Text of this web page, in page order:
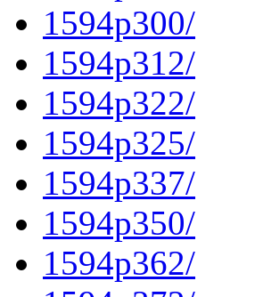
1594p300/
1594p312/
1594p322/
1594p325/
1594p337/
1594p350/
1594p362/